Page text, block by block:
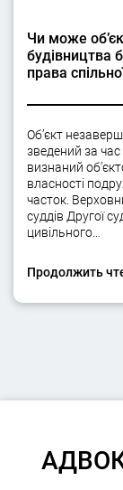
Чи може
будівництва
права
Об’єкт
зведений за
визнаний
власності
часток.
суддів Другої
цивільного…
Продолжить